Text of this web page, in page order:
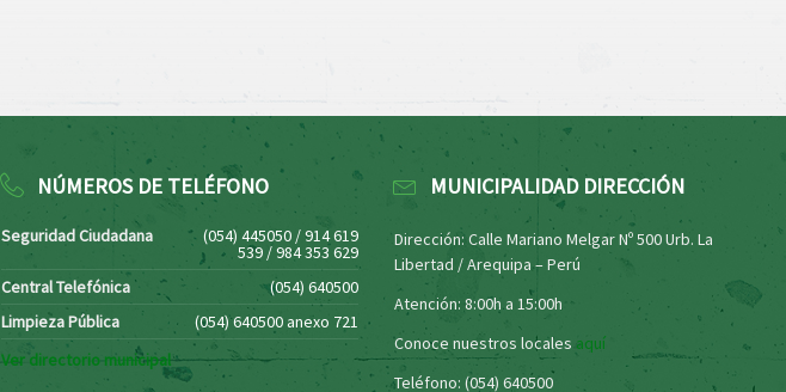
NÚMEROS DE TELÉFONO
Seguridad Ciudadana (054) 445050 / 914 619
539 / 984 353 629
Central Telefónica
(054) 640500
Limpieza Pública
(054) 640500 anexo 721
Ver directorio municipal
MUNICIPALIDAD DIRECCIÓN
Dirección: Calle Mariano Melgar Nº 500 Urb. La
Libertad / Arequipa – Perú
Atención: 8:00h a 15:00h
Conoce nuestros locales aquí
Teléfono: (054) 640500